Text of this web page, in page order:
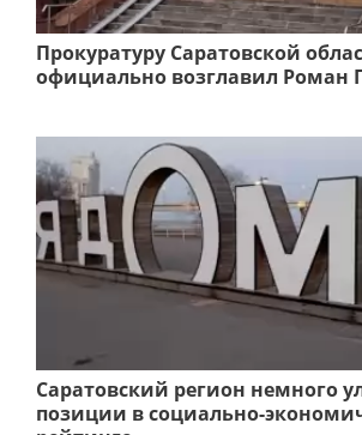
Прокуратуру Саратовской
официально возглавил Роман
Саратовский регион немного
позиции в социально-